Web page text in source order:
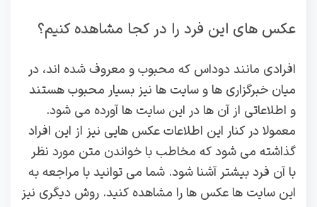
عکس های این فرد را در کجا مشاهده کنیم؟
افرادی مانند دوداس که محبوب و معروف شده اند، در
میان خبرگزاری ها و سایت ها نیز بسیار محبوب هستند
و اطلاعاتی از آن ها در این سایت ها آورده می شود.
معمولا در کنار این اطلاعات عکس هایی نیز از این افراد
گذاشته می شود که مخاطب با خواندن متن مورد نظر
با آن فرد بیشتر آشنا شود. شما می توانید با مراجعه به
این سایت ها عکس ها را مشاهده کنید. روش دیگری نیز